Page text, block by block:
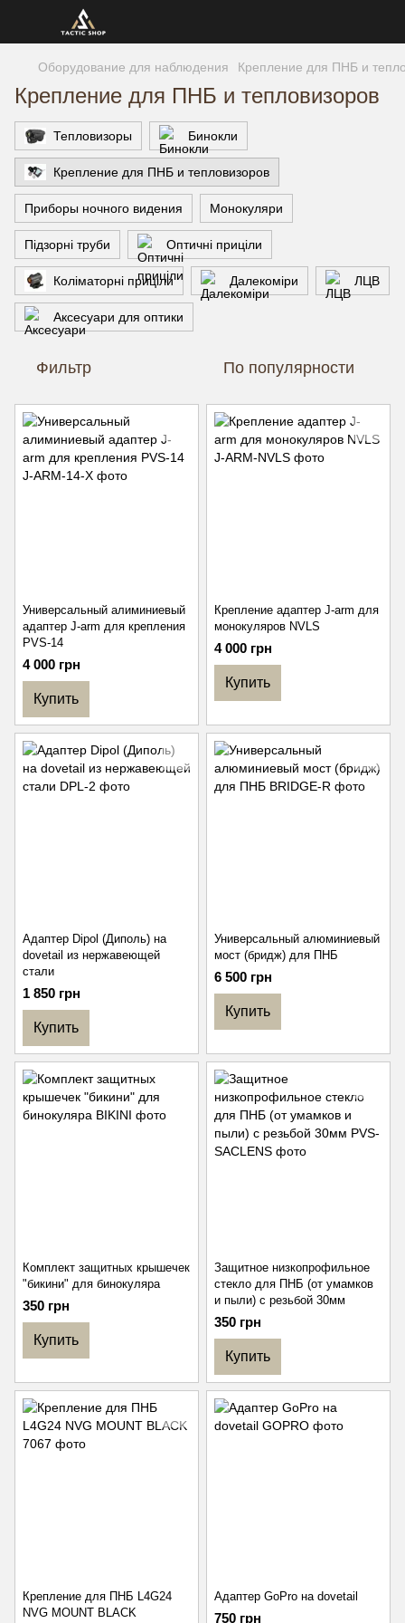
Оборудование для наблюдения Крепление для ПНБ и
Крепление для ПНБ и тепловизоров
Тепловизоры Бинокли
Крепление для ПНБ и тепловизоров
Приборы ночного видения Монокуляри
Підзорні труби Оптичні приціли
Коліматорні приціли Далекоміри ЛЦВ
Аксесуари для оптики
Фильтр По популярности
Универсальный алиминиевый
адаптер J-arm для крепления
PVS-14
4 000 грн
Купить
Крепление адаптер J-arm для
монокуляров NVLS
4 000 грн
Купить
Адаптер Dipol (Диполь) на
dovetail из нержавеющей
стали
1 850 грн
Купить
Универсальный алюминиевый
мост (бридж) для ПНБ
6 500 грн
Купить
Комплект защитных крышечек
"бикини" для бинокуляра
350 грн
Купить
Защитное низкопрофильное
стекло для ПНБ (от умамков
и пыли) с резьбой 30мм
350 грн
Купить
Крепление для ПНБ L4G24
NVG MOUNT BLACK
Адаптер GoPro на dovetail
750 грн